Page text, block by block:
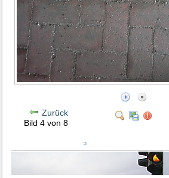
Zurück
Bild 4 von 8